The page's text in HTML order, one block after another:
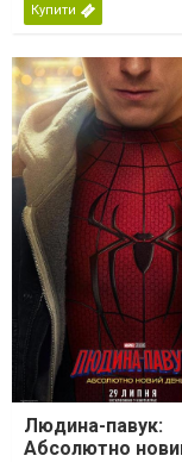
Купити
Людина-павук:
Абсолютно